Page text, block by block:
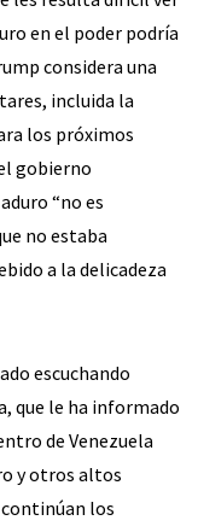
en el poder podría
considera una
incluida la
los próximos
gobierno
“no es
no estaba
a la delicadeza
escuchando
que le ha informado
de Venezuela
y otros altos
los